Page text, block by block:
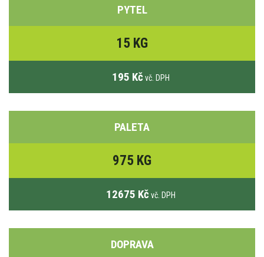
PYTEL
15 KG
195 Kč vč. DPH
PALETA
975 KG
12675 Kč vč. DPH
DOPRAVA